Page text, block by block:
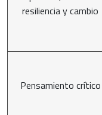
resiliencia y cambio
Pensamiento crítico